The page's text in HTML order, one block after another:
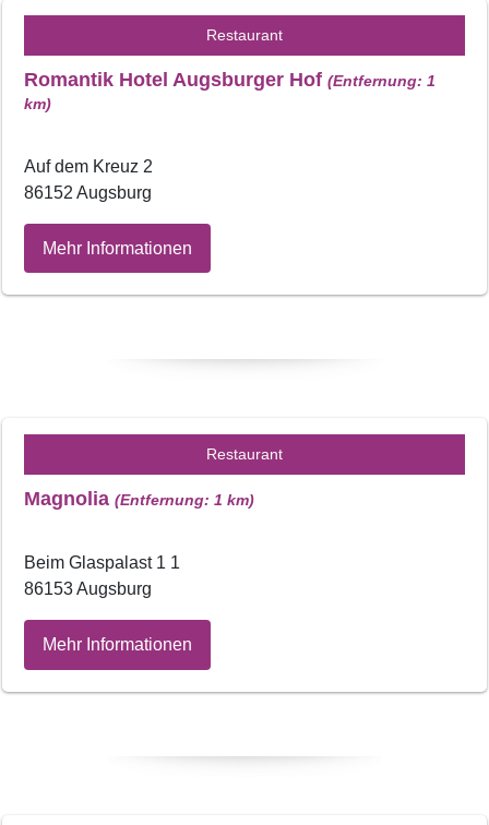
Restaurant
Romantik Hotel Augsburger Hof (Entfernung: 1
km)
Auf dem Kreuz 2
86152 Augsburg
Mehr Informationen
Restaurant
Magnolia (Entfernung: 1 km)
Beim Glaspalast 1 1
86153 Augsburg
Mehr Informationen